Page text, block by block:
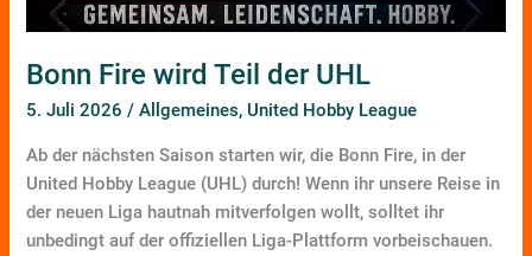
Bonn Fire wird Teil der UHL
5. Juli 2026/Allgemeines, United Hobby League
Ab der nächsten Saison starten wir, die Bonn Fire, in der
United Hobby League (UHL) durch! Wenn ihr unsere Reise in
der neuen Liga hautnah mitverfolgen wollt, solltet ihr
unbedingt auf der offiziellen Liga-Plattform vorbeischauen.